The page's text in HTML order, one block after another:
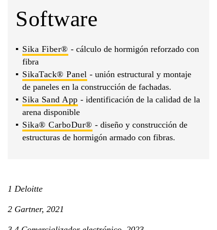
Software
Sika Fiber® - cálculo de hormigón reforzado con
fibra
SikaTack® Panel - unión estructural y montaje
de paneles en la construcción de fachadas.
Sika Sand App - identificación de la calidad de la
arena disponible
Sika® CarboDur® - diseño y construcción de
estructuras de hormigón armado con fibras.
1 Deloitte
2 Gartner, 2021